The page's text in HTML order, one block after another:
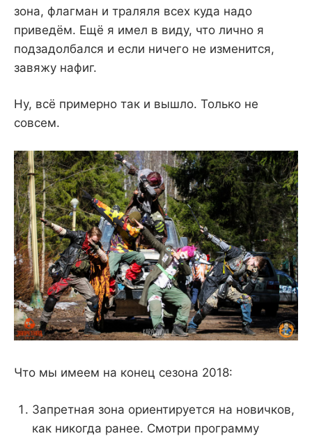
зона, флагман и траляля всех куда надо
приведём. Ещё я имел в виду, что лично я
подзадолбался и если ничего не изменится,
завяжу нафиг.
Ну, всё примерно так и вышло. Только не
совсем.
Что мы имеем на конец сезона 2018:
Запретная зона ориентируется на новичков,
как никогда ранее. Смотри программу